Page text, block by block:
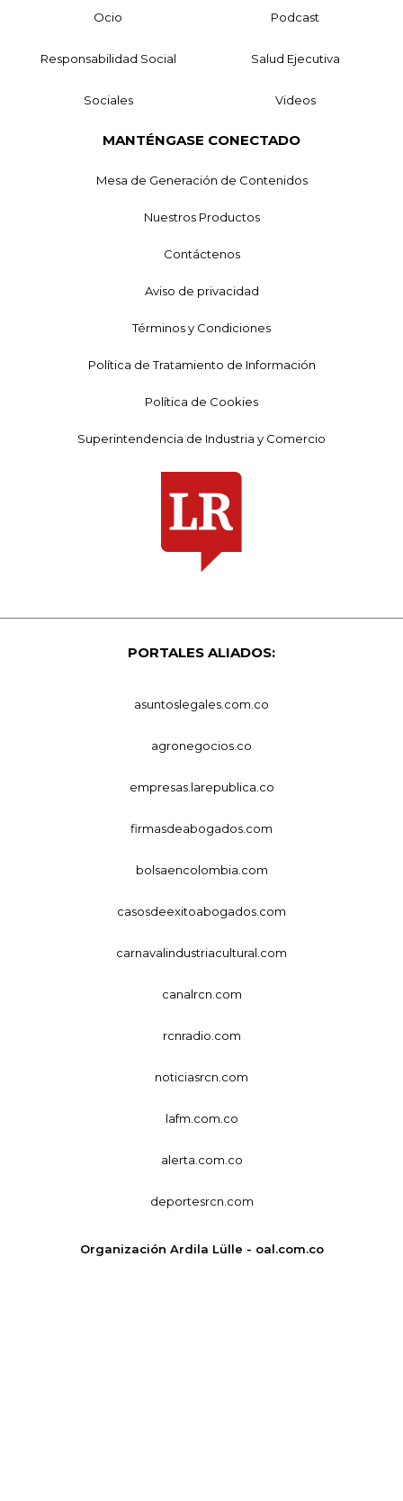
Ocio Podcast
Responsabilidad Social Salud Ejecutiva
Sociales Videos
MANTÉNGASE CONECTADO
Mesa de Generación de Contenidos
Nuestros Productos
Contáctenos
Aviso de privacidad
Términos y Condiciones
Política de Tratamiento de Información
Política de Cookies
Superintendencia de Industria y Comercio
PORTALES ALIADOS:
asuntoslegales.com.co
agronegocios.co
empresas.larepublica.co
firmasdeabogados.com
bolsaencolombia.com
casosdeexitoabogados.com
carnavalindustriacultural.com
canalrcn.com
rcnradio.com
noticiasrcn.com
lafm.com.co
alerta.com.co
deportesrcn.com
Organización Ardila Lülle - oal.com.co